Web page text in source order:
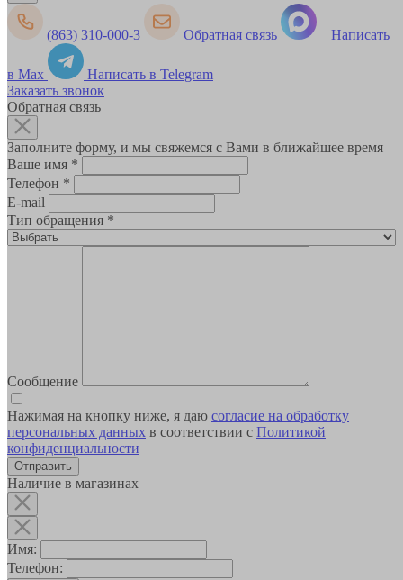
(863) 310-000-3 Обратная связь Написать
в Max
Написать в Telegram
Заказать звонок
Обратная связь
Заполните форму, и мы свяжемся с Вами в ближайшее время
Ваше имя *
Телефон *
E-mail
Тип обращения *
Сообщение
Нажимая на кнопку ниже, я даю согласие на обработку
персональных данных в соответствии с Политикой
конфиденциальности
Наличие в магазинах
Имя:
Телефон: